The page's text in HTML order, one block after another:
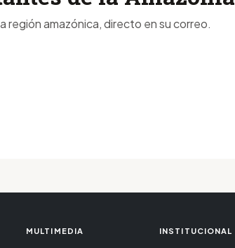
región amazónica, directo en su correo.
MULTIMEDIA INSTITUCIONAL